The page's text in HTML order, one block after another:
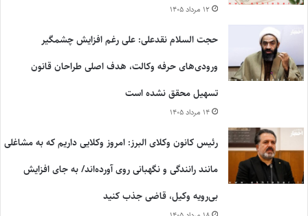
۱۲ مرداد ۱۴۰۵
حجت السلام نقدعلی: علی رغم افزایش چشمگیر
ورودی‌های حرفه وکالت، هدف اصلی طراحان قانون
تسهیل محقق نشده است
۱۴ مرداد ۱۴۰۵
رئیس کانون وکلای البرز: امروز وکلایی داریم که به مشاغلی
مانند رانندگی و نگهبانی روی آورده‌اند/ به جای افزایش
بی‌رویه وکیل، قاضی جذب کنید